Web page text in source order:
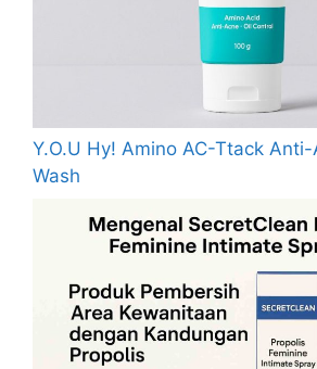
Y.O.U Hy! Amino AC-Ttack
Wash